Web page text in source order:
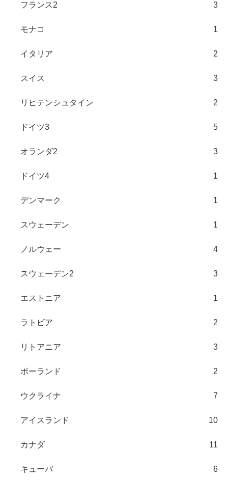
フランス2 3
モナコ 1
イタリア 2
スイス 3
リヒテンシュタイン 2
ドイツ3 5
オランダ2 3
ドイツ4 1
デンマーク 1
スウェーデン 1
ノルウェー 4
スウェーデン2 3
エストニア 1
ラトビア 2
リトアニア 3
ポーランド 2
ウクライナ 7
アイスランド 10
カナダ 11
キューバ 6